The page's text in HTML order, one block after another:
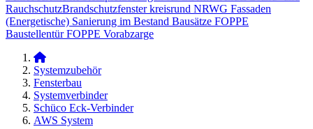
Rauchschutz​Brandschutzfenster kreisrund NRWG Fassaden
(Energetische) Sanierung im Bestand Bausätze FOPPE
Baustellentür FOPPE Vorabzarge
Systemzubehör
Fensterbau
Systemverbinder
Schüco Eck-Verbinder
AWS System